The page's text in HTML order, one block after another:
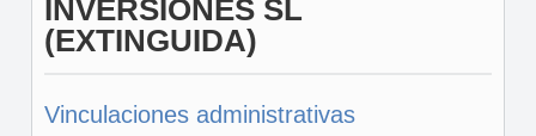
INVERSIONES SL
(EXTINGUIDA)
Vinculaciones administrativas